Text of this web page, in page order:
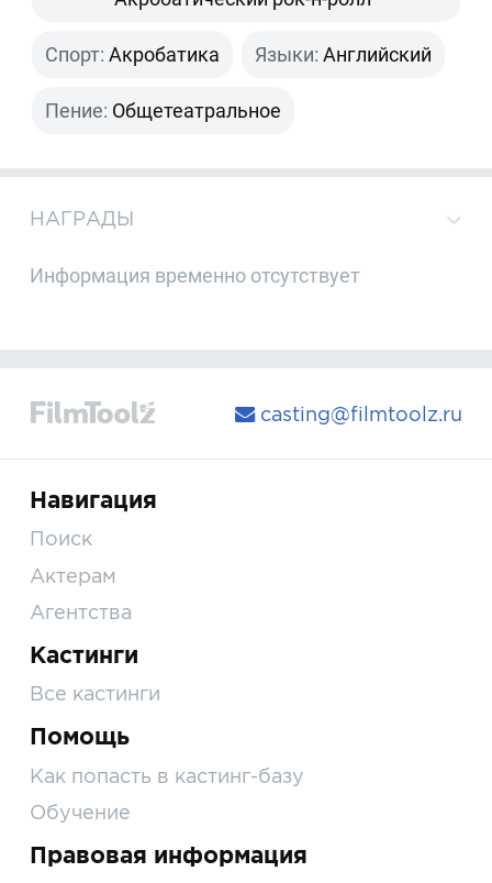
Спорт: Акробатика Языки: Английский
Пение: Общетеатральное
НАГРАДЫ
Информация временно отсутствует
casting@filmtoolz.ru
Навигация
Поиск
Актерам
Агентства
Кастинги
Все кастинги
Помощь
Как попасть в кастинг-базу
Обучение
Правовая информация